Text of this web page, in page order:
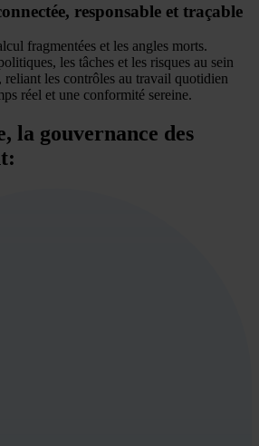
responsable et traçable
fragmentées et les angles morts.
les tâches et les risques au sein
les contrôles au travail quotidien
réel et une conformité sereine.
la gouvernance des